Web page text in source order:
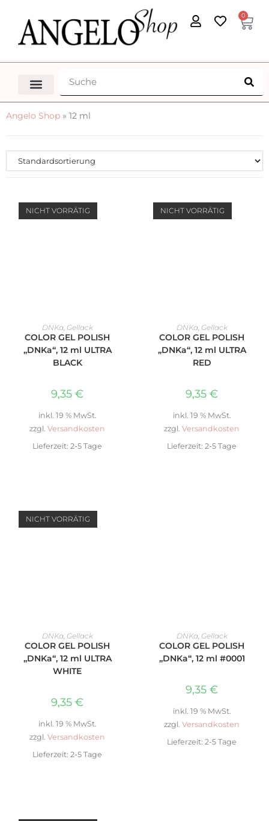
0
Angelo Shop » 12 ml
NICHT VORRÄTIG
WEITERLESEN
DNKa, Gellack
COLOR GEL POLISH
„DNKa“, 12 ml ULTRA
BLACK
9,35 €
inkl. 19 % MwSt.
zzgl. Versandkosten
Lieferzeit: 2-5 Tage
NICHT VORRÄTIG
WEITERLESEN
DNKa, Gellack
COLOR GEL POLISH
„DNKa“, 12 ml ULTRA
RED
9,35 €
inkl. 19 % MwSt.
zzgl. Versandkosten
Lieferzeit: 2-5 Tage
NICHT VORRÄTIG
WEITERLESEN
DNKa, Gellack
COLOR GEL POLISH
„DNKa“, 12 ml ULTRA
WHITE
9,35 €
inkl. 19 % MwSt.
zzgl. Versandkosten
Lieferzeit: 2-5 Tage
IN DEN WARENKORB
DNKa, Gellack
COLOR GEL POLISH
„DNKa“, 12 ml #0001
9,35 €
inkl. 19 % MwSt.
zzgl. Versandkosten
Lieferzeit: 2-5 Tage